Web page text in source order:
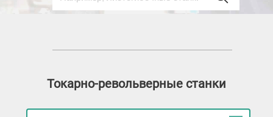
Токарно-револьверные станки